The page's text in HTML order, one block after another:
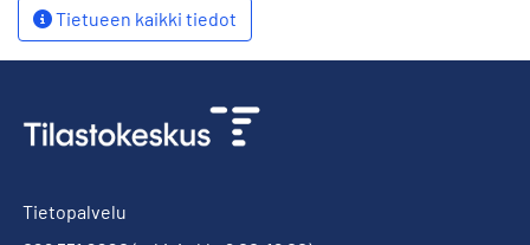
Tietueen kaikki tiedot
Tietopalvelu